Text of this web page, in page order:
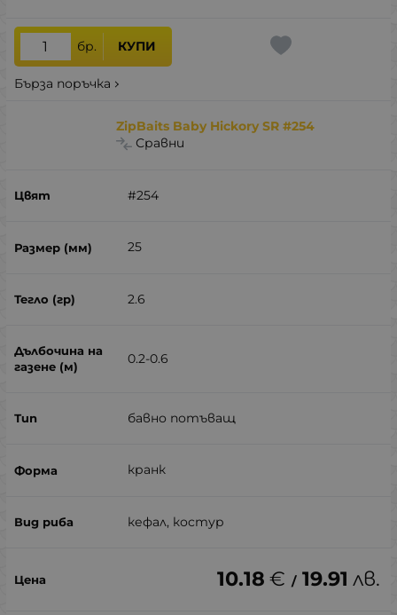
бр. КУПИ
Бърза поръчка
ZipBaits Baby Hickory SR #254
Сравни
#254
25
2.6
0.2-0.6
бавно потъващ
кранк
кефал, костур
10.18 € / 19.91 лв.